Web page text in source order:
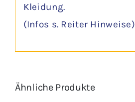
Kleidung.
(Infos s. Reiter Hinweise)
Ähnliche Produkte